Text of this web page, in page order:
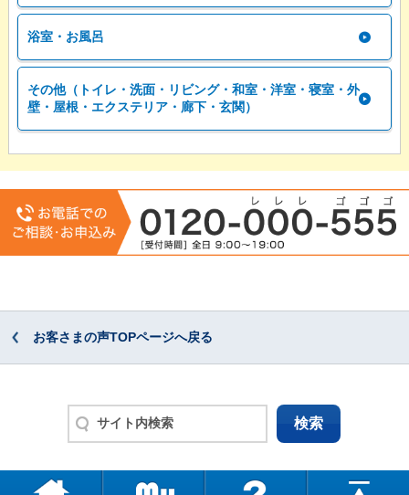
浴室・お風呂
その他（トイレ・洗面・リビング・和室・洋室・寝室・外
壁・屋根・エクステリア・廊下・玄関）
お客さまの声TOPページへ戻る